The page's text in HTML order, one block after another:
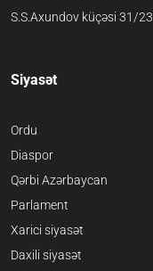
S.S.Axundov küçəsi 31/23
Siyasət
Ordu
Diaspor
Qərbi Azərbaycan
Parlament
Xarici siyasət
Daxili siyasət